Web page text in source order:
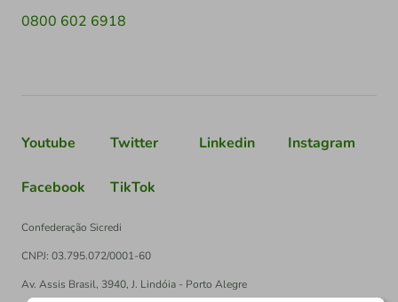
0800 602 6918
Youtube Twitter Linkedin Instagram
Facebook TikTok
Confederação Sicredi
CNPJ: 03.795.072/0001-60
Av. Assis Brasil, 3940, J. Lindóia - Porto Alegre